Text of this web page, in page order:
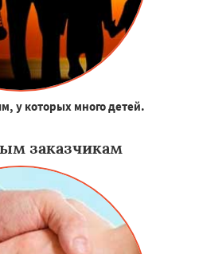
у которых много детей.
заказчикам